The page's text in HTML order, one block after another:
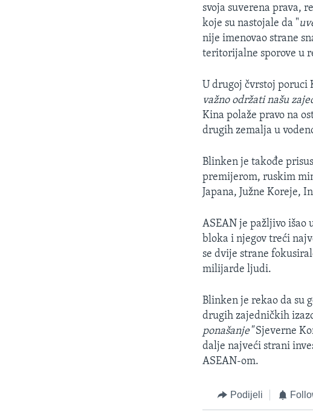
svoja suverena prava,
koje su nastojale da "
nije imenovao strane
teritorijalne sporove u
U drugoj čvrstoj poruci
važno održati našu
Kina polaže pravo na
drugih zemalja u
Blinken je takođe
premijerom, ruskim
Japana, Južne Koreje,
ASEAN je pažljivo išao
bloka i njegov treći
se dvije strane
milijarde ljudi.
Blinken je rekao da su
drugih zajedničkih
ponašanje"Sjeverne
dalje najveći strani
ASEAN-om.
Podijeli